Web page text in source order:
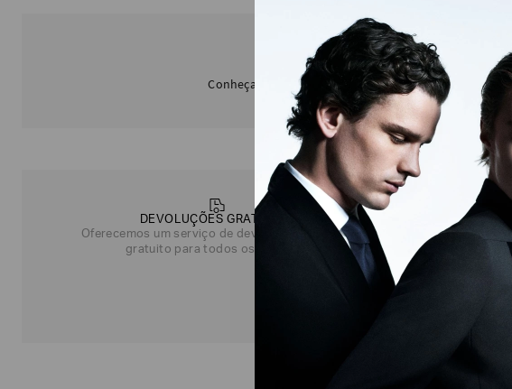
Conheça a coleção Signature Logo da Armani
DEVOLUÇÕES GRATUITAS
Oferecemos um serviço de devolução simples e
gratuito para todos os pedidos.
Todas
graças